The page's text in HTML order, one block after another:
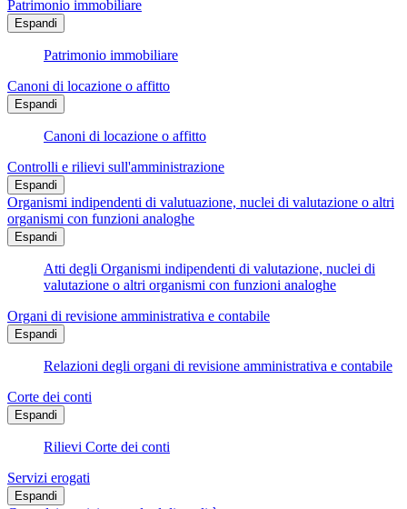
Patrimonio immobiliare
Espandi
Patrimonio immobiliare
Canoni di locazione o affitto
Espandi
Canoni di locazione o affitto
Controlli e rilievi sull'amministrazione
Espandi
Organismi indipendenti di valutuazione, nuclei di valutazione o altri
organismi con funzioni analoghe
Espandi
Atti degli Organismi indipendenti di valutazione, nuclei di
valutazione o altri organismi con funzioni analoghe
Organi di revisione amministrativa e contabile
Espandi
Relazioni degli organi di revisione amministrativa e contabile
Corte dei conti
Espandi
Rilievi Corte dei conti
Servizi erogati
Espandi